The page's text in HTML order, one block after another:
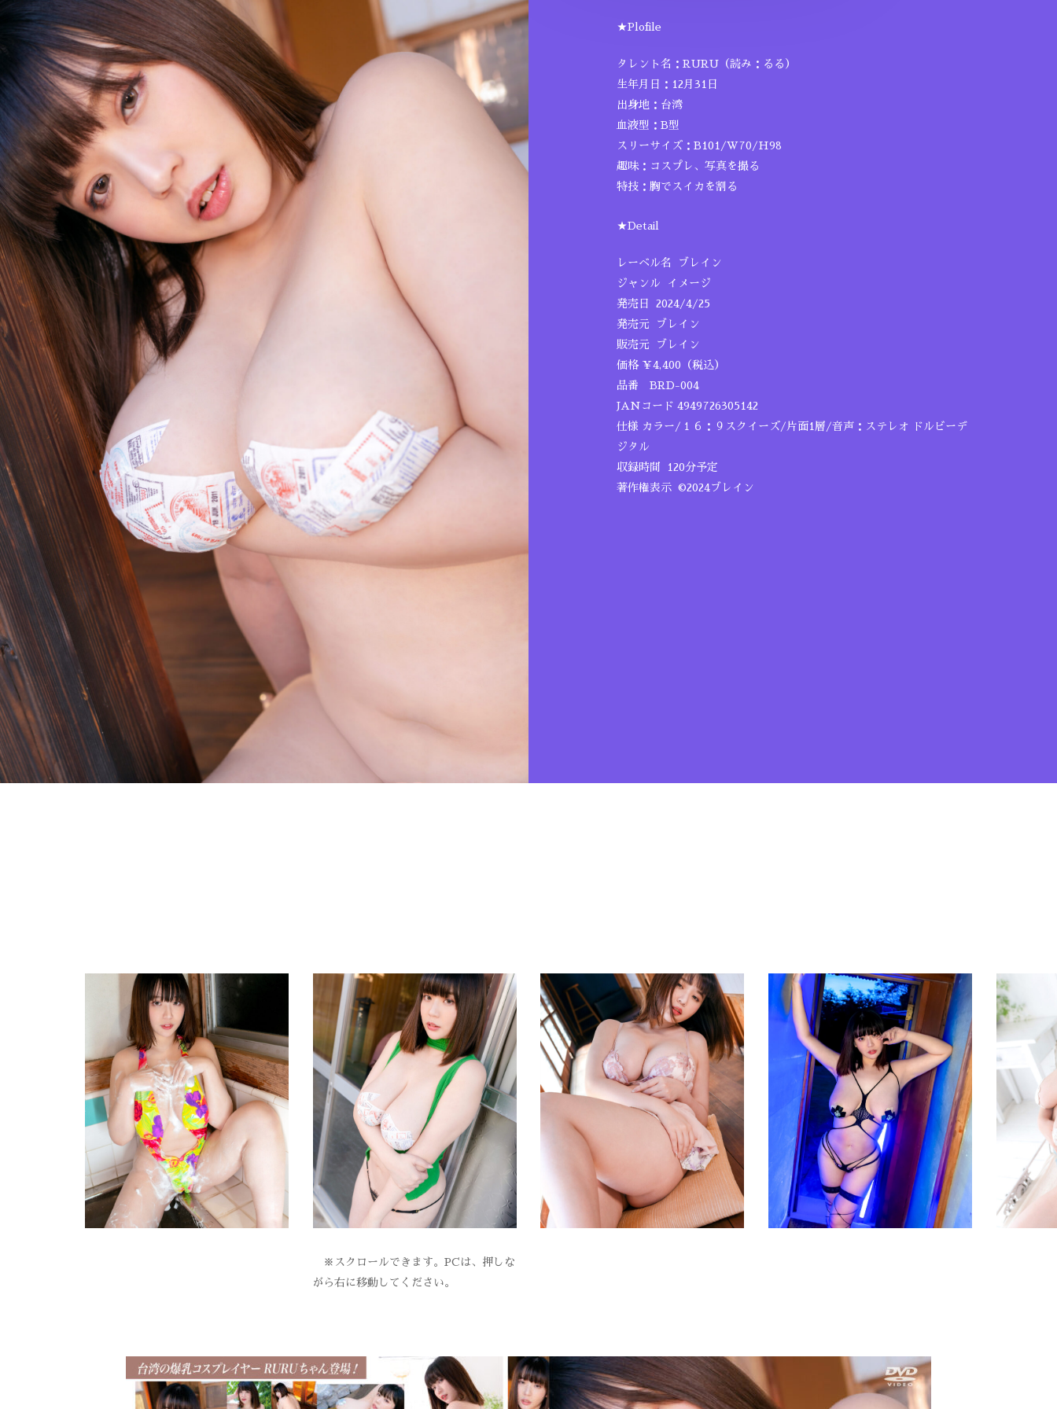
★Plofile
タレント名：RURU（読み：るる）
生年月日：12月31日
出身地：台湾
血液型：B型
スリーサイズ：B101/W70/H98
趣味：コスプレ、写真を撮る
特技：胸でスイカを割る
★Detail
レーベル名 ブレイン
ジャンル イメージ
発売日 2024/4/25
発売元 ブレイン
販売元 ブレイン
価格 ￥4,400（税込）
品番 BRD-004
JANコード 4949726305142
仕様 カラー/１６：９スクイーズ/片面1層/音声：ステレオ ドルビーデ
ジタル
収録時間 120分予定
著作権表示 ©2024ブレイン
※スクロールできます。PCは、押しな
がら右に移動してください。